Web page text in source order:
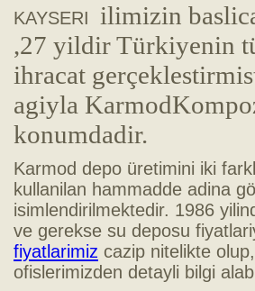
KAYSERI ilimizin
,27 yildir Türkiyenin
ihracat
agiyla
konumdadir.
Karmod depo üretimini iki
kullanilan hammadde adina
isimlendirilmektedir. 1986
ve gerekse su deposu
fiyatlarimiz cazip nitelikte olup,
ofislerimizden detayli bilgi